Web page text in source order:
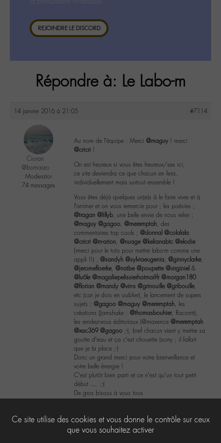
REJOINDRE LE DISCORD
Répondre à: Le Labo-m
14 janvier 2016 à 21:05 #7114
Cioran
@bomarzo
Moderator
74 messages
Au nom de l’équipe : Merci @maguy ! merci
@cricri !
On est heureux si vous êtes heureux/ses ici,
ce site deviendra ce que chacun en fera,
individuellement mais surtout ensemble !
Vous êtes déjà quelques un(e)s à le faire vivre et à
l’animer et on vous remercie pour ; les poésies ;
@tragan @lillyb , une belle envie de nous relier ;
@maguy @gagoo @meremptah , des
commentaires top cools ; @donnal @colalala
@cricri @m-arion @nuage @kelianabtc @elodie
{merci pour le tuto pour mettre labo-m comme une
appli !!) , @sandyh @sylviaeugenia @ginnyclarke
@jeromefloerke @natbe @poupette @virginiel &
@lu6le @magaliepelissierhotmail-fr @morgan180
@florian @mandy @vin-s @grinouille @gribouille
etc (car je dois en oublier), le lancement de supers
sujets ; @gagoo @maguy @meremptah , les
créations (Jamshake : @thomasbouhier, Racontr),
les rendez-vous éditoriaux (@maxence @meremptah
@xac369 @gagoo ;-), bref chacun vient y mettre sa
goutte d’eau et ça c’est chouette (sorry ; il fallait
que je la place ;-)
Donc un grand merci pour votre bienveillance et
votre belle énergie !
C’est plutôt bien parti et ce n’est qu’un tout petit
début …. ;-)
De gros bisous à vous tous
Ce site utilise des cookies et vous donne le contrôle sur ceux
que vous souhaitez activer